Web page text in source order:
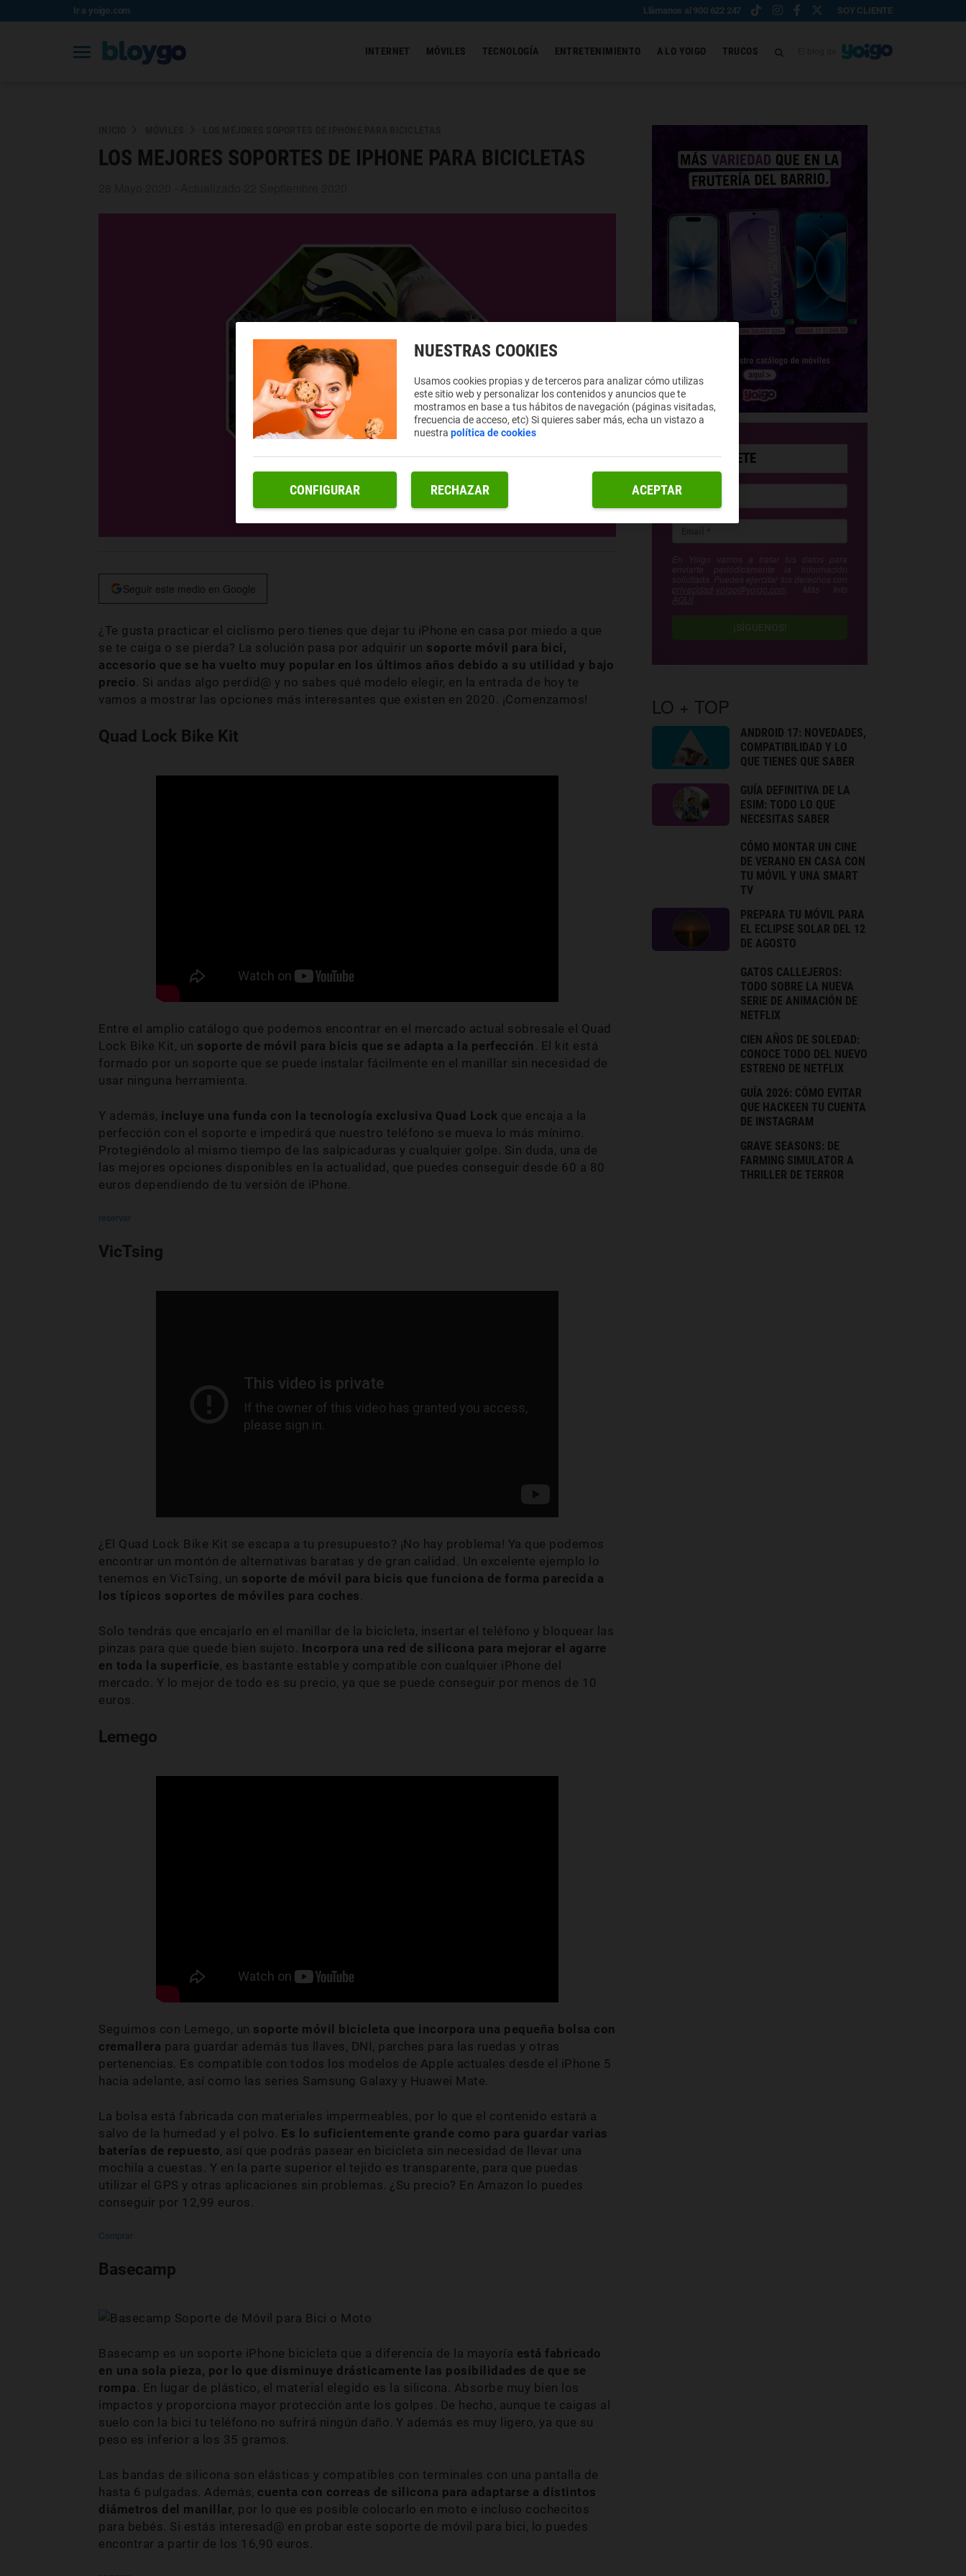
Ir a yoigo.com Llámanos al 900 622 247 SOY CLIENTE
INTERNET MÓVILES TECNOLOGÍA ENTRETENIMIENTO A LO YOIGO TRUCOS
LOS MEJORES SOPORTES DE IPHONE PARA BICICLETAS
Seguir este medio en Google
¿Te gusta practicar el ciclismo pero tienes que dejar tu iPhone en casa por miedo a que
se te caiga o se pierda? La solución pasa por adquirir un soporte móvil para bici,
accesorio que se ha vuelto muy popular en los últimos años debido a su utilidad y bajo
precio . Si andas algo perdid@ y no sabes qué modelo elegir, en la entrada de hoy te
vamos a mostrar las opciones más interesantes que existen en 2020. ¡Comenzamos!
Quad Lock Bike Kit
Entre el amplio catálogo que podemos encontrar en el mercado actual sobresale el Quad
Lock Bike Kit, un soporte de móvil para bicis que se adapta a la perfección
. El kit está
formado por un soporte que se puede instalar fácilmente en el manillar sin necesidad de
usar ninguna herramienta.
Y además, incluye una funda con la tecnología exclusiva Quad Lock que encaja a la
perfección con el soporte e impedirá que nuestro teléfono se mueva lo más mínimo.
Protegiéndolo al mismo tiempo de las salpicaduras y cualquier golpe. Sin duda, una de
las mejores opciones disponibles en la actualidad, que puedes conseguir desde 60 a 80
euros dependiendo de tu versión de iPhone.
reservar
VicTsing
¿El Quad Lock Bike Kit se escapa a tu presupuesto? ¡No hay problema! Ya que podemos
encontrar un montón de alternativas baratas y de gran calidad. Un excelente ejemplo lo
tenemos en VicTsing, un soporte de móvil para bicis que funciona de forma parecida a
los típicos soportes de móviles para coches
Solo tendrás que encajarlo en el manillar de la bicicleta, insertar el teléfono y bloquear las
pinzas para que quede bien sujeto. Incorpora una red de silicona para mejorar el agarre
en toda la superficie, es bastante estable y compatible con cualquier iPhone del
mercado. Y lo mejor de todo es su precio, ya que se puede conseguir por menos de 10
euros.
Lemego
Seguimos con Lemego, un soporte móvil bicicleta que incorpora una pequeña bolsa con
cremallera para guardar además tus llaves, DNI, parches para las ruedas y otras
pertenencias. Es compatible con todos los modelos de Apple actuales desde el iPhone 5
hacia adelante, así como las series Samsung Galaxy y Huawei Mate.
La bolsa está fabricada con materiales impermeables, por lo que el contenido estará a
salvo de la humedad y el polvo. Es lo suficientemente grande como para guardar varias
baterías de repuesto, así que podrás pasear en bicicleta sin necesidad de llevar una
mochila a cuestas. Y en la parte superior el tejido es transparente, para que puedas
utilizar el GPS y otras aplicaciones sin problemas. ¿Su precio? En Amazon lo puedes
conseguir por 12,99 euros.
Comprar
Basecamp
Basecamp es un soporte iPhone bicicleta que a diferencia de la mayoría está fabricado
en una sola pieza, por lo que disminuye drásticamente las posibilidades de que se
rompa . En lugar de plástico, el material elegido es la silicona. Absorbe muy bien los
impactos y proporciona mayor protección ante los golpes. De hecho, aunque te caigas al
suelo con la bici tu teléfono no sufrirá ningún daño. Y además es muy ligero, ya que su
peso es inferior a los 35 gramos.
Las bandas de silicona son elásticas y compatibles con terminales con una pantalla de
hasta 6 pulgadas. Además, cuenta con correas de silicona para adaptarse a distintos
diámetros del manillar, por lo que es posible colocarlo en moto e incluso cochecitos
para bebés. Si estás interesad@ en probar este soporte de móvil para bici, lo puedes
encontrar a partir de los 16,90 euros.
SUSCRÍBETE
En Yoigo vamos a tratar tus datos para
enviarte periódicamente la información
solicitada. Puedes ejercitar tus derechos con
privacidad-yoigo@yoigo.com . Más Info
AQUÍ
¡SÍGUENOS!
LO + TOP
ANDROID 17: NOVEDADES,
COMPATIBILIDAD Y LO
QUE TIENES QUE SABER
GUÍA DEFINITIVA DE LA
ESIM: TODO LO QUE
NECESITAS SABER
CÓMO MONTAR UN CINE
DE VERANO EN CASA CON
TU MÓVIL Y UNA SMART
TV
PREPARA TU MÓVIL PARA
EL ECLIPSE SOLAR DEL 12
DE AGOSTO
GATOS CALLEJEROS:
TODO SOBRE LA NUEVA
SERIE DE ANIMACIÓN DE
NETFLIX
CIEN AÑOS DE SOLEDAD:
CONOCE TODO DEL NUEVO
ESTRENO DE NETFLIX
GUÍA 2026: CÓMO EVITAR
QUE HACKEEN TU CUENTA
DE INSTAGRAM
GRAVE SEASONS: DE
FARMING SIMULATOR A
THRILLER DE TERROR
NUESTRAS COOKIES
Usamos cookies propias y de terceros para analizar cómo utilizas
este sitio web y personalizar los contenidos y anuncios que te
mostramos en base a tus hábitos de navegación (páginas visitadas,
frecuencia de acceso, etc) Si quieres saber más, echa un vistazo a
nuestrapolítica de cookies
RECHAZAR ACEPTAR
CONFIGURAR